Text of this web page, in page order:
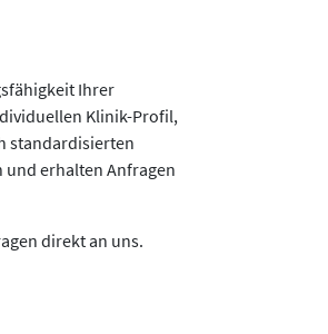
Ihrer
Klinik-Profil,
standardisierten
erhalten Anfragen
direkt an uns.